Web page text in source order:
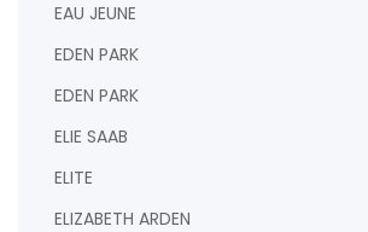
EAU JEUNE
EDEN PARK
EDEN PARK
ELIE SAAB
ELITE
ELIZABETH ARDEN